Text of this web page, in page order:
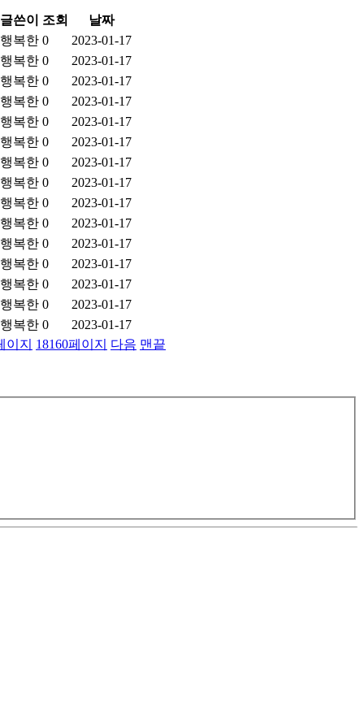
글쓴이 조회
날짜
행복한 0
2023-01-17
행복한 0
2023-01-17
행복한 0
2023-01-17
행복한 0
2023-01-17
행복한 0
2023-01-17
행복한 0
2023-01-17
행복한 0
2023-01-17
행복한 0
2023-01-17
행복한 0
2023-01-17
행복한 0
2023-01-17
행복한 0
2023-01-17
행복한 0
2023-01-17
행복한 0
2023-01-17
행복한 0
2023-01-17
행복한 0
2023-01-17
이지
18160페이지 다음 맨끝